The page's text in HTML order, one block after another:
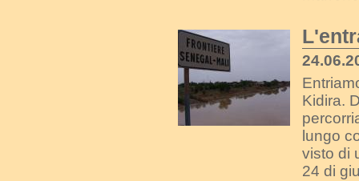
Kidira.
lungo
visto di
24 di